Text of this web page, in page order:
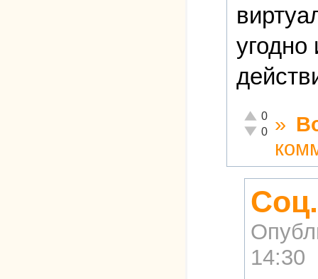
Отлично!
0
Неадекватно!
0 »
14:30